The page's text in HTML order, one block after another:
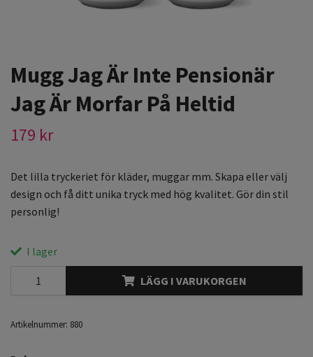
Mugg Jag Är Inte Pensionär
Jag Är Morfar På Heltid
179 kr
Det lilla tryckeriet för kläder, muggar mm. Skapa eller välj
design och få ditt unika tryck med hög kvalitet. Gör din stil
personlig!
I lager
LÄGG I VARUKORGEN
Artikelnummer: 880